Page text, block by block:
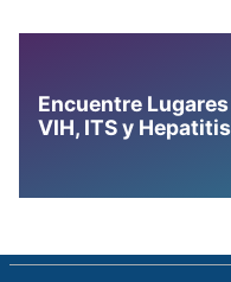
Encuentre
VIH, ITS y